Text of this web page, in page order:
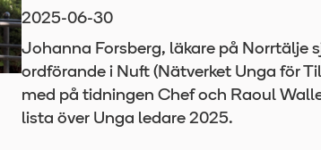
2025-06-30
Johanna Forsberg, läkare på Norrtälje
ordförande i Nuft (Nätverket Unga för
med på tidningen Chef och Raoul
lista över Unga ledare 2025.